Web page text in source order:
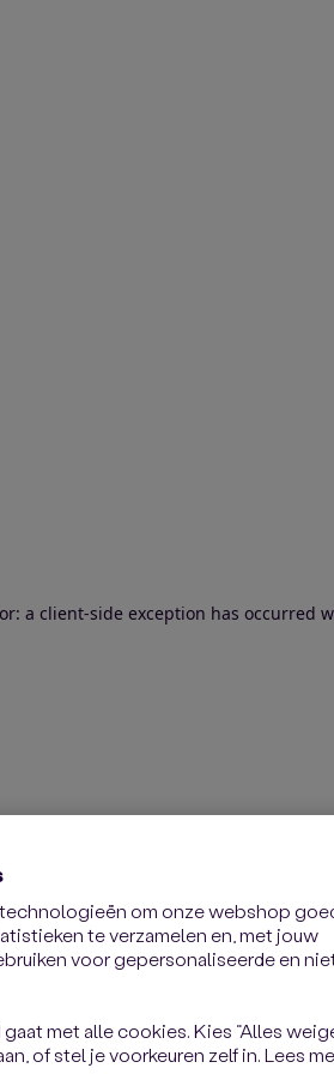
a client-side exception has occurred
om onze webshop
te verzamelen en, met jouw
voor gepersonaliseerde en
met alle cookies. Kies “Alles
of stel je voorkeuren zelf in. Lees